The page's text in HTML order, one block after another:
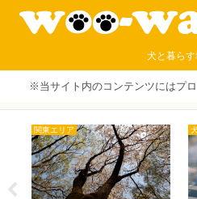
犬と暮ら
※当サイト内のコンテンツにはプ
関東エリア